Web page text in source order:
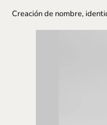
Creación de nombre,